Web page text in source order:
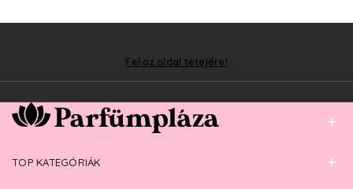
Fel az oldal tetejére!
TOP KATEGÓRIÁK